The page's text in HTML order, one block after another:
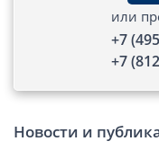
или
+7
+7
Новости и